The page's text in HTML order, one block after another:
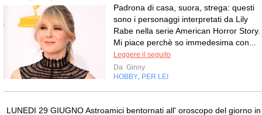
Padrona di casa, suora, strega: questi
sono i personaggi interpretati da Lily
Rabe nella serie American Horror Story.
Mi piace perchè so immedesima con...
Leggere il seguito
Da Ginny
HOBBY PER LEI
LUNEDI 29 GIUGNO Astroamici bentornati all' oroscopo del giorno in